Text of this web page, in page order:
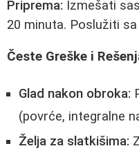
Priprema: Izmešati
20 minuta. Poslužiti
Česte Greške i
Glad nakon obroka:
(povrće, integralne
Želja za slatkišima: